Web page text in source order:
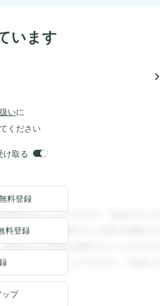
います
navigate_next
いに
ください
け取る
覧することができます。登録すると回
できます。登録すると回答を閲覧する
録すると回答を閲覧することができま
を閲覧することができます。登録する
料登録
料登録
プ